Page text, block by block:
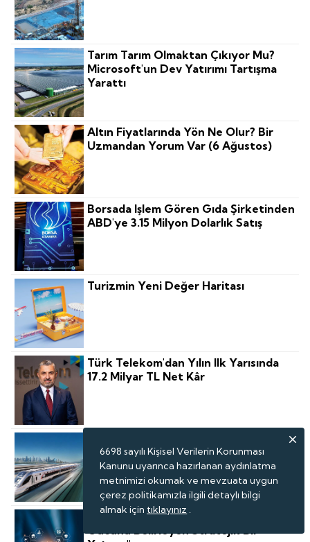
Tarım Tarım Olmaktan Çıkıyor Mu?
Microsoft'un Dev Yatırımı Tartışma
Yarattı
Altın Fiyatlarında Yön Ne Olur? Bir
Uzmandan Yorum Var (6 Ağustos)
Borsada Işlem Gören Gıda Şirketinden
ABD'ye 3.15 Milyon Dolarlık Satış
Turizmin Yeni Değer Haritası
Türk Telekom'dan Yılın Ilk Yarısında
17.2 Milyar TL Net Kâr
Projesini Türk Firması Yapacak
“Wellness Artık Şirketlerin Rekabet
Gücünü Belirleyen Stratejik Bir
6698 sayılı Kişisel Verilerin Korunması
Kanunu uyarınca hazırlanan aydınlatma
metnimizi okumak ve mevzuata uygun
çerez politikamızla ilgili detaylı bilgi
almak için tıklayınız .